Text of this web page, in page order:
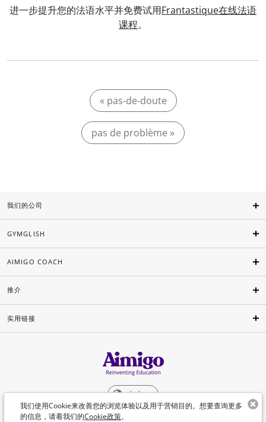
进一步提升您的法语水平并免费试用Frantastique在线法语
课程。
« pas-de-doute
pas de problème »
我们使用Cookie来改善您的浏览体验以及用于营销目的。想要查询更多
的信息，请看我们的Cookie政策。
我们的公司
GYMGLISH
AIMIGO COACH
推介
实用链接
中文
©Aimigo 2026